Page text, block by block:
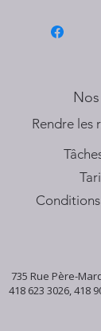
​Rendre les
735 Rue Père-
418 623 3026,418